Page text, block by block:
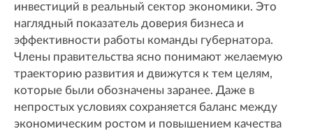
инвестиций в реальный сектор экономики. Это
наглядный показатель доверия бизнеса и
эффективности работы команды губернатора.
Члены правительства ясно понимают желаемую
траекторию развития и движутся к тем целям,
которые были обозначены заранее. Даже в
непростых условиях сохраняется баланс между
экономическим ростом и повышением качества